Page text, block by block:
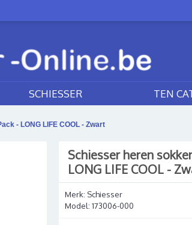
SCHIESSER TEN
- LONG LIFE COOL - Zwart
Schiesser heren
LONG LIFE COOL -
Merk: Schiesser
Model:173006-000